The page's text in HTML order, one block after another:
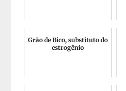
Grão de Bico, substituto do
estrogênio